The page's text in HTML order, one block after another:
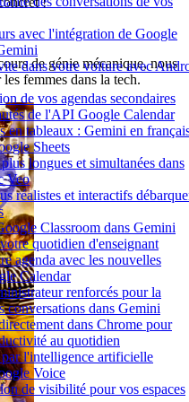
avec l'intégration de Google
dans votre voiture avec
de vos agendas secondaires
de l'API Google Calendar
en tableaux : Gemini en
Sheets
longues et simultanées dans
Veo
réalistes et interactifs
Classroom dans Gemini
quotidien d'enseignant
agenda avec les nouvelles
Calendar
renforcés pour la
conversations dans Gemini
dans Chrome pour
au quotidien
l'intelligence artificielle
Voice
de visibilité pour vos espaces
de génie mécanique, nous
femmes dans la tech.